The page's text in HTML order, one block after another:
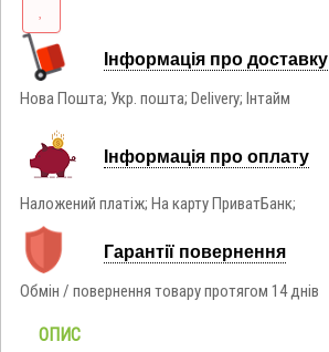
Інформація про доставку
Нова Пошта; Укр. пошта; Delivery; Інтайм
Інформація про оплату
Наложений платіж; На карту ПриватБанк;
Гарантії повернення
Обмін / повернення товару протягом 14 днів
ОПИС